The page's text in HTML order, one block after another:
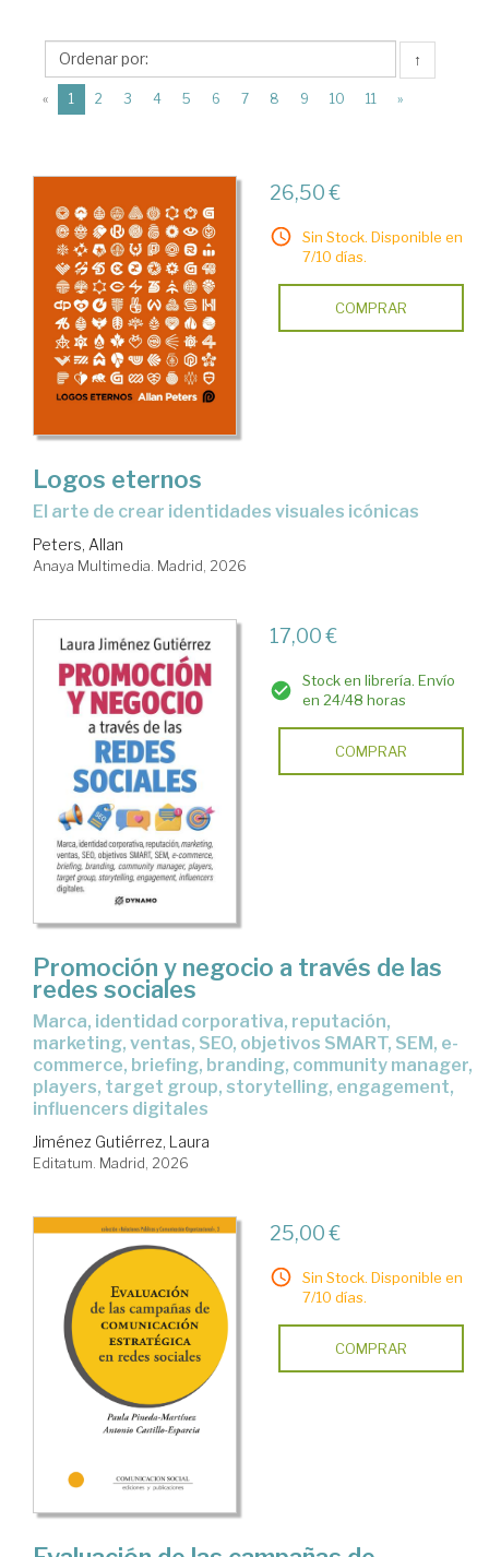
↑
« 1 (current)
2 3 4 5 6 7 8 9 10 11 »
26,50 €
Sin Stock. Disponible en
7/10 días.
COMPRAR
Logos eternos
El arte de crear identidades visuales icónicas
Peters, Allan
Anaya Multimedia. Madrid, 2026
17,00 €
Stock en librería. Envío
en 24/48 horas
COMPRAR
Promoción y negocio a través de las
redes sociales
Marca, identidad corporativa, reputación,
marketing, ventas, SEO, objetivos SMART, SEM, e-
commerce, briefing, branding, community manager,
players, target group, storytelling, engagement,
influencers digitales
Jiménez Gutiérrez, Laura
Editatum. Madrid, 2026
25,00 €
Sin Stock. Disponible en
7/10 días.
COMPRAR